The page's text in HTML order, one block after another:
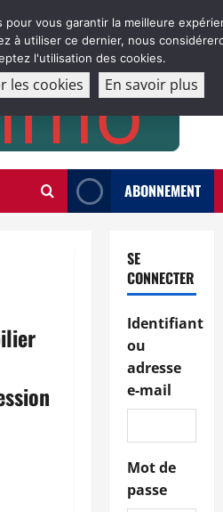
ABONNEMENT
SE
CONNECTER
Identifiant
ou
adresse
e-mail
Mot de
passe
pour vous garantir la meilleure
à utiliser ce dernier, nous
l'utilisation des cookies.
les cookies En savoir plus